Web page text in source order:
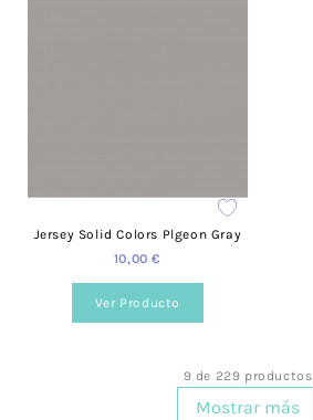
Jersey Solid Colors Plgeon Gray
10,00 €
Ver Producto
9 de 229 productos
Mostrar más